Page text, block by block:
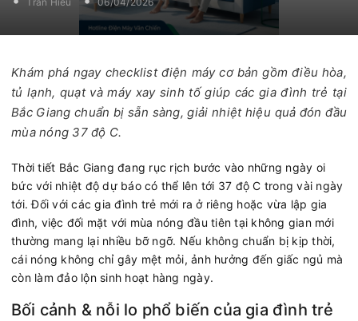
Khám phá ngay checklist điện máy cơ bản gồm điều hòa,
tủ lạnh, quạt và máy xay sinh tố giúp các gia đình trẻ tại
Bắc Giang chuẩn bị sẵn sàng, giải nhiệt hiệu quả đón đầu
mùa nóng 37 độ C.
Thời tiết Bắc Giang đang rục rịch bước vào những ngày oi
bức với nhiệt độ dự báo có thể lên tới 37 độ C trong vài ngày
tới. Đối với các gia đình trẻ mới ra ở riêng hoặc vừa lập gia
đình, việc đối mặt với mùa nóng đầu tiên tại không gian mới
thường mang lại nhiều bỡ ngỡ. Nếu không chuẩn bị kịp thời,
cái nóng không chỉ gây mệt mỏi, ảnh hưởng đến giấc ngủ mà
còn làm đảo lộn sinh hoạt hàng ngày.
Bối cảnh & nỗi lo phổ biến của gia đình trẻ